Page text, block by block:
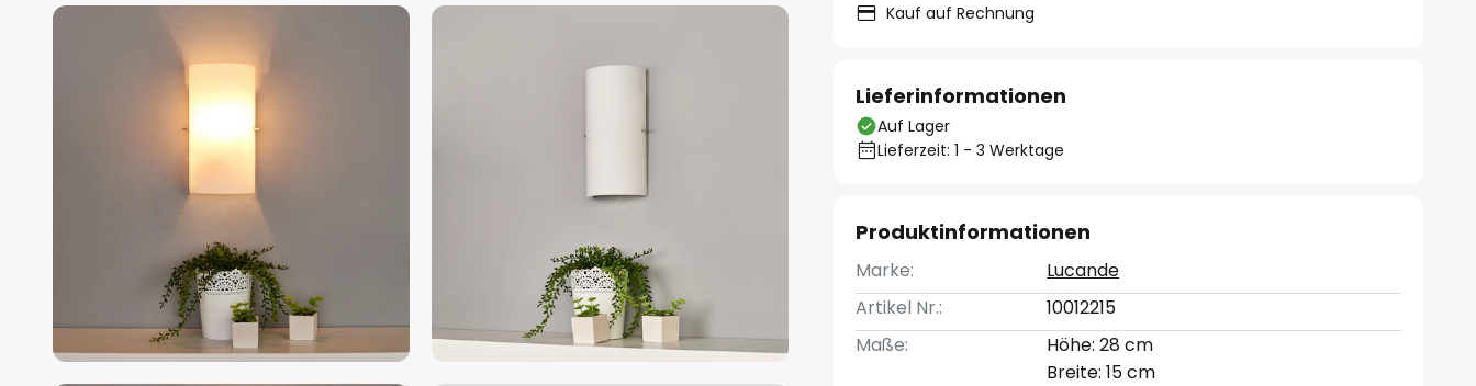
Kauf auf Rechnung
Lieferinformationen
Auf Lager
Lieferzeit: 1 - 3 Werktage
Produktinformationen
Marke:
Lucande
Artikel Nr.:
10012215
Maße:
Höhe: 28 cm
Breite: 15 cm